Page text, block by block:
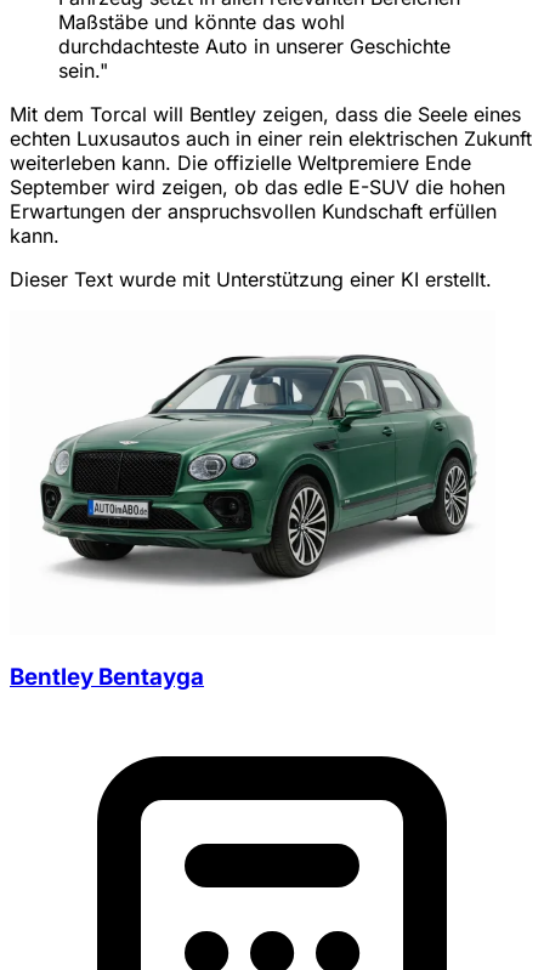
Maßstäbe und könnte das wohl
durchdachteste Auto in unserer Geschichte
sein."
Mit dem Torcal will Bentley zeigen, dass die Seele eines
echten Luxusautos auch in einer rein elektrischen Zukunft
weiterleben kann. Die offizielle Weltpremiere Ende
September wird zeigen, ob das edle E-SUV die hohen
Erwartungen der anspruchsvollen Kundschaft erfüllen
kann.
Dieser Text wurde mit Unterstützung einer KI erstellt.
Bentley Bentayga